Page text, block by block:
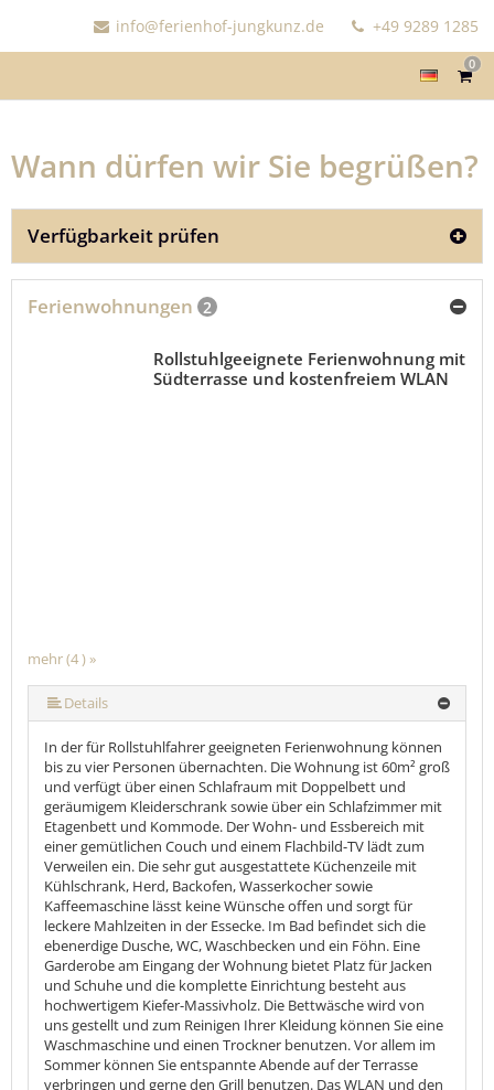
info@ferienhof-jungkunz.de +49 9289 1285
0
Wann dürfen wir Sie begrüßen?
Verfügbarkeit prüfen
Ferienwohnungen 2
mehr (4 ) »
Rollstuhlgeeignete Ferienwohnung mit
Südterrasse und kostenfreiem WLAN
Details
In der für Rollstuhlfahrer geeigneten Ferienwohnung können
bis zu vier Personen übernachten. Die Wohnung ist 60m² groß
und verfügt über einen Schlafraum mit Doppelbett und
geräumigem Kleiderschrank sowie über ein Schlafzimmer mit
Etagenbett und Kommode. Der Wohn- und Essbereich mit
einer gemütlichen Couch und einem Flachbild-TV lädt zum
Verweilen ein. Die sehr gut ausgestattete Küchenzeile mit
Kühlschrank, Herd, Backofen, Wasserkocher sowie
Kaffeemaschine lässt keine Wünsche offen und sorgt für
leckere Mahlzeiten in der Essecke. Im Bad befindet sich die
ebenerdige Dusche, WC, Waschbecken und ein Föhn. Eine
Garderobe am Eingang der Wohnung bietet Platz für Jacken
und Schuhe und die komplette Einrichtung besteht aus
hochwertigem Kiefer-Massivholz. Die Bettwäsche wird von
uns gestellt und zum Reinigen Ihrer Kleidung können Sie eine
Waschmaschine und einen Trockner benutzen. Vor allem im
Sommer können Sie entspannte Abende auf der Terrasse
verbringen und gerne den Grill benutzen. Das WLAN und den